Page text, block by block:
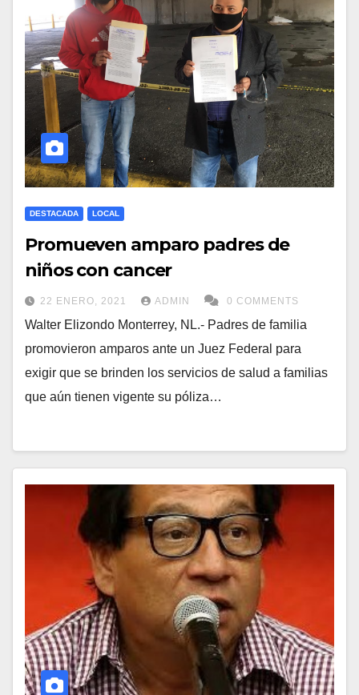
DESTACADA LOCAL
Promueven amparo padres de
niños con cancer
22 ENERO, 2021 ADMIN 0 COMMENTS
Walter Elizondo Monterrey, NL.- Padres de familia
promovieron amparos ante un Juez Federal para
exigir que se brinden los servicios de salud a familias
que aún tienen vigente su póliza…